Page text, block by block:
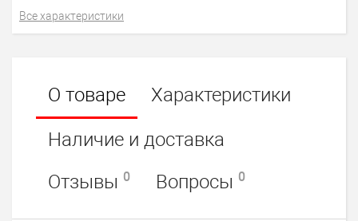
Все характеристики
О товаре
Характеристики
Наличие и доставка
Отзывы 0 Вопросы 0